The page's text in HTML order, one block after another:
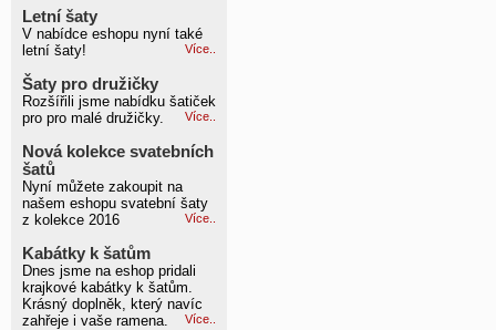
Letní šaty
V nabídce eshopu nyní také
letní šaty!
Více..
Šaty pro družičky
Rozšířili jsme nabídku šatiček
pro pro malé družičky.
Více..
Nová kolekce svatebních
šatů
Nyní můžete zakoupit na
našem eshopu svatební šaty
z kolekce 2016
Více..
Kabátky k šatům
Dnes jsme na eshop pridali
krajkové kabátky k šatům.
Krásný doplněk, který navíc
zahřeje i vaše ramena.
Více..